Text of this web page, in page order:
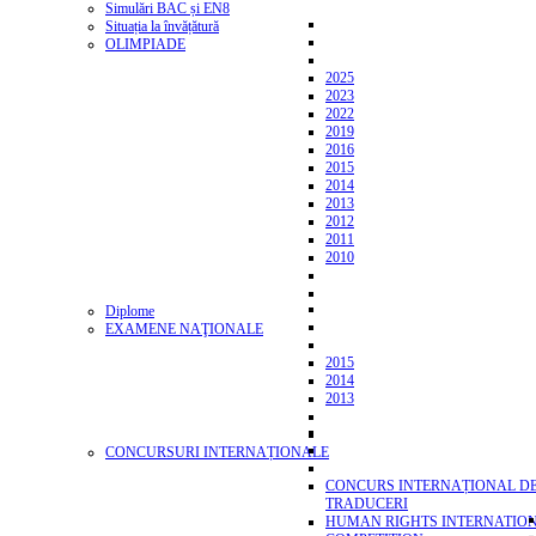
Simulări BAC și EN8
Situația la învățătură
OLIMPIADE
2025
2023
2022
2019
2016
2015
2014
2013
2012
2011
2010
Diplome
EXAMENE NAŢIONALE
2015
2014
2013
CONCURSURI INTERNAȚIONALE
CONCURS INTERNAȚIONAL
TRADUCERI
HUMAN RIGHTS